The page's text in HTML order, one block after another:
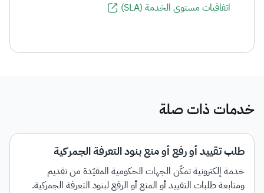
اتفاقيات مستوى الخدمة (SLA)
خدمات ذات صلة
طلب تقييد أو رفع أو منع بنود التعرفة الجمركية
خدمة إلكترونية تمكّن الجهات الحكومية المقيّدة من تقديم
ومتابعة طلبات التقييد أو المنع أو الرفع لبنود التعرفة الجمركية.